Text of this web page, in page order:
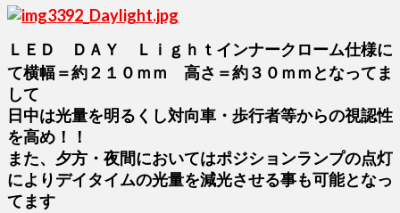
ＬＥＤ ＤＡＹ Ｌｉｇｈｔインナークローム仕様に
て横幅＝約２１０ｍｍ 高さ＝約３０ｍｍとなってま
して
日中は光量を明るくし対向車・歩行者等からの視認性
を高め！！
また、夕方・夜間においてはポジションランプの点灯
によりデイタイムの光量を減光させる事も可能となっ
てます